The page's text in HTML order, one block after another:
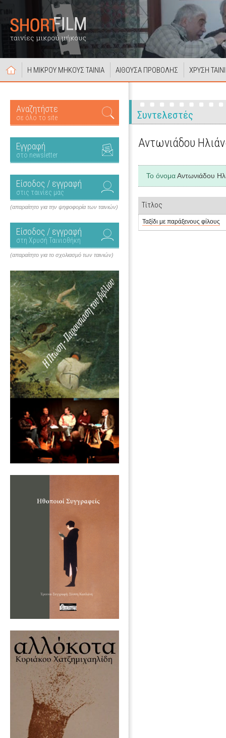
Η ΜΙΚΡΟΥ ΜΗΚΟΥΣ ΤΑΙΝΙΑ ΑΙΘΟΥΣΑ ΠΡΟΒΟΛΗΣ ΧΡΥΣΗ
Αναζητήστε
σε όλο το site
Εγγραφή
στο newsletter
Είσοδος / εγγραφή
στις ταινίες μας
(απαραίτητο για την ψηφοφορία των ταινιών)
Είσοδος / εγγραφή
στη Χρυσή Ταινιοθήκη
(απαραίτητο για το σχολιασμό των ταινιών)
Συντελεστές
Αντωνιάδου
Το όνομαΑντωνιάδου
Τίτλος
Ταξίδι με παράξενους φίλους